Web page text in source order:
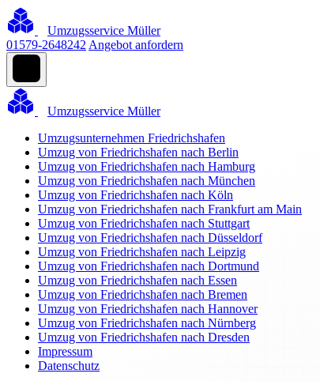
Umzugsservice Müller
01579-2648242 Angebot anfordern
Umzugsservice Müller
Umzugsunternehmen Friedrichshafen
Umzug von Friedrichshafen nach Berlin
Umzug von Friedrichshafen nach Hamburg
Umzug von Friedrichshafen nach München
Umzug von Friedrichshafen nach Köln
Umzug von Friedrichshafen nach Frankfurt am Main
Umzug von Friedrichshafen nach Stuttgart
Umzug von Friedrichshafen nach Düsseldorf
Umzug von Friedrichshafen nach Leipzig
Umzug von Friedrichshafen nach Dortmund
Umzug von Friedrichshafen nach Essen
Umzug von Friedrichshafen nach Bremen
Umzug von Friedrichshafen nach Hannover
Umzug von Friedrichshafen nach Nürnberg
Umzug von Friedrichshafen nach Dresden
Impressum
Datenschutz